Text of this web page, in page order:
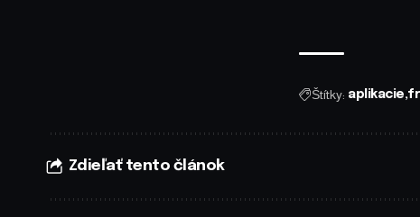
Štítky: aplikacie
Zdieľať tento článok